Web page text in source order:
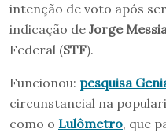
intenção de voto após
indicação de Jorge
Federal (STF).
Funcionou: pesquisa
circunstancial na
como o Lulômetro, que